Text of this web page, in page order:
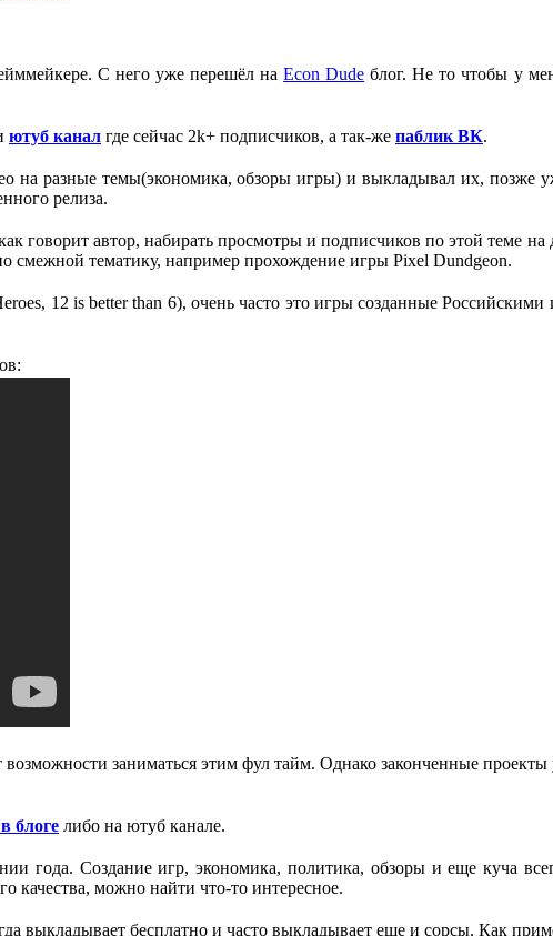
С него уже перешёл наEcon Dude блог. Не то чтобы у
ютуб канал где сейчас 2k+ подписчиков, а так-же паблик ВК.
на разные темы(экономика, обзоры игры) и выкладывал их, позже
релиза.
говорит автор, набирать просмотры и подписчиков по этой теме
смежной тематику, например прохождение игры Pixel Dundgeon.
12 is better than 6), очень часто это игры созданные
заниматься этим фул тайм. Однако законченные проекты
блоге либо на ютуб канале.
года. Создание игр, экономика, политика, обзоры и еще куча
качества, можно найти что-то интересное.
выкладывает бесплатно и часто выкладывает еще и сорсы. Как